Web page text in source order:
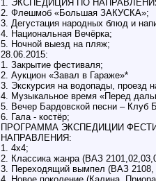
1. ЭКСПЕДИЦИЯ ПО
2. Флешмоб «Большая ЗАКУСКА»;
3. Дегустация народных блюд и
4. Национальная Вечёрка;
5. Ночной выезд на пляж;
28.06.2015:
1. Закрытие фестиваля;
2. Аукцион «Завал в Гараже»*
3. Экскурсия на водопады, проезд
4. Музыкальное время «Перед
5. Вечер Бардовской песни – Клуб
6. Гала - костёр;
ПРОГРАММА ЭКСПЕДИЦИИ
НАПРАВЛЕНИЯ:
1. 4х4;
2. Классика жанра (ВАЗ
3. Переходящий вымпел (ВАЗ 2108,